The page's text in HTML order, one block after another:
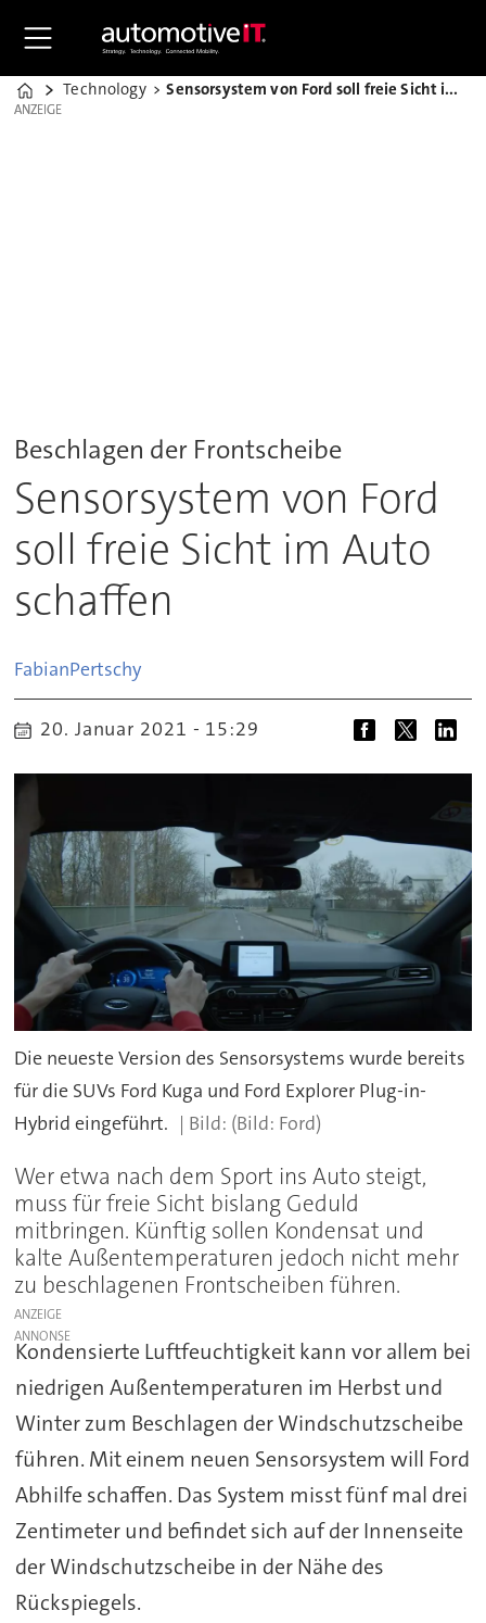
Home
Technology Sensorsystem von Ford soll freie Sicht im Auto schaffen
ANZEIGE
ANZEIGE
Beschlagen der Frontscheibe
Sensorsystem von Ford
soll freie Sicht im Auto
schaffen
FabianPertschy
20. Januar 2021 - 15:29
Die neueste Version des Sensorsystems wurde bereits
für die SUVs Ford Kuga und Ford Explorer Plug-in-
Hybrid eingeführt.
(Bild: Ford)
Wer etwa nach dem Sport ins Auto steigt,
muss für freie Sicht bislang Geduld
mitbringen. Künftig sollen Kondensat und
kalte Außentemperaturen jedoch nicht mehr
zu beschlagenen Frontscheiben führen.
ANZEIGE
Kondensierte Luftfeuchtigkeit kann vor allem bei
niedrigen Außentemperaturen im Herbst und
Winter zum Beschlagen der Windschutzscheibe
führen. Mit einem neuen Sensorsystem will Ford
Abhilfe schaffen. Das System misst fünf mal drei
Zentimeter und befindet sich auf der Innenseite
der Windschutzscheibe in der Nähe des
Rückspiegels.